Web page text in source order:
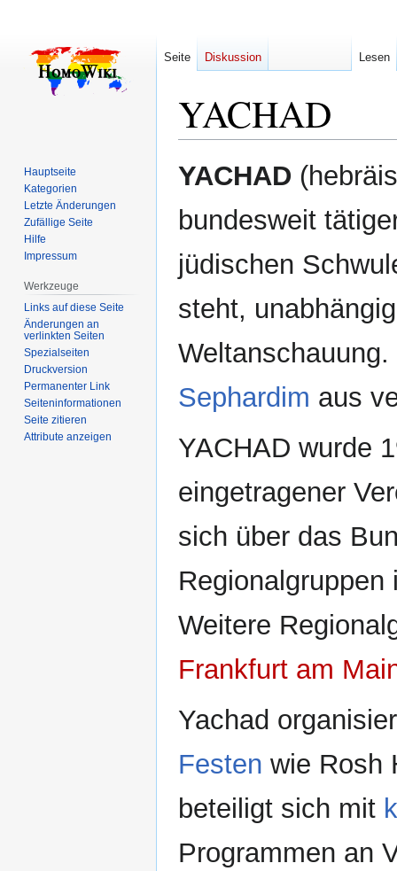
YACHAD
Zur
Navigation
Zur
Suche
YACHAD
bundesweit
jüdischen
steht,
Sephardim aus
YACHAD wurde
eingetragener
sich über das
Weitere
Frankfurt am
Yachad
Festen wie Rosh
beteiligt sich mit
Programmen an
Seite Diskussion Lesen
Hauptseite
Kategorien
Letzte Änderungen
Zufällige Seite
Hilfe
Impressum
Werkzeuge
Links auf diese Seite
Änderungen an
verlinkten Seiten
Spezialseiten
Druckversion
Permanenter Link
Seiten­­informationen
Seite zitieren
Attribute anzeigen